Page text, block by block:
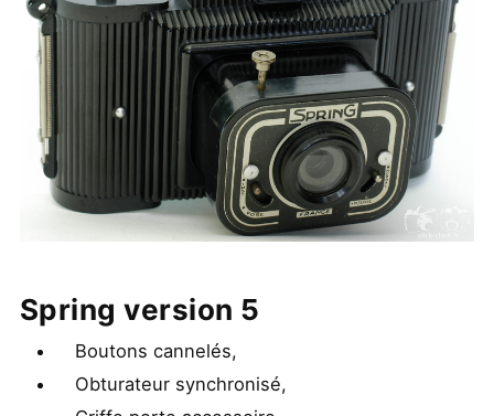
Spring version 5
Boutons cannelés,
Obturateur synchronisé,